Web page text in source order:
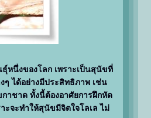
หนึ่งของโลก เพราะเป็นสุนัขที่
ๆ ได้อย่างมีประสิทธิภาพ เช่น
าชาด ทั้งนี้ต้องอาศัยการฝึกหัด
ะจะทำให้สุนัขมีจิตใจโลเล ไม่